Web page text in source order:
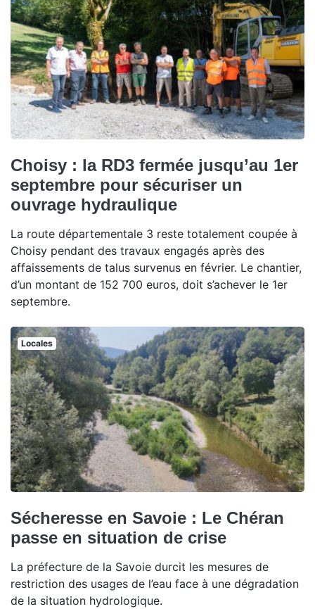
Choisy : la RD3 fermée jusqu’au 1er
septembre pour sécuriser un
ouvrage hydraulique
La route départementale 3 reste totalement coupée à
Choisy pendant des travaux engagés après des
affaissements de talus survenus en février. Le chantier,
d’un montant de 152 700 euros, doit s’achever le 1er
septembre.
Locales
Sécheresse en Savoie : Le Chéran
passe en situation de crise
La préfecture de la Savoie durcit les mesures de
restriction des usages de l’eau face à une dégradation
de la situation hydrologique.